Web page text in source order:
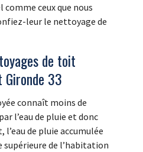
ceux que nous
leur le nettoyage de
de toit
Gironde 33
connaît moins de
l’eau de pluie et donc
l’eau de pluie accumulée
supérieure de l’habitation